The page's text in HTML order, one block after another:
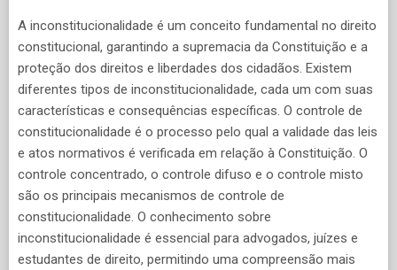
A inconstitucionalidade é um conceito fundamental no direito
constitucional, garantindo a supremacia da Constituição e a
proteção dos direitos e liberdades dos cidadãos. Existem
diferentes tipos de inconstitucionalidade, cada um com suas
características e consequências específicas. O controle de
constitucionalidade é o processo pelo qual a validade das leis
e atos normativos é verificada em relação à Constituição. O
controle concentrado, o controle difuso e o controle misto
são os principais mecanismos de controle de
constitucionalidade. O conhecimento sobre
inconstitucionalidade é essencial para advogados, juízes e
estudantes de direito, permitindo uma compreensão mais